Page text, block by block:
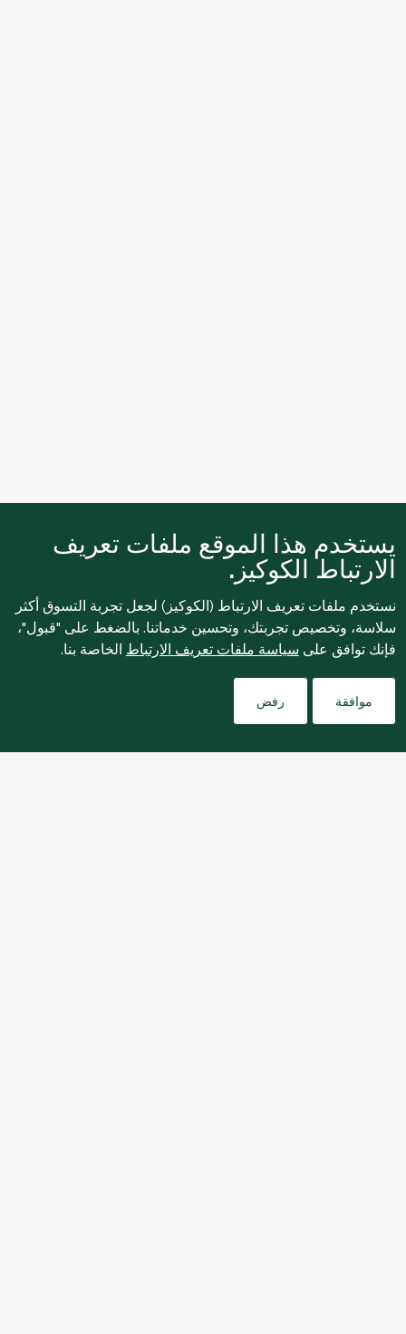
يستخدم هذا الموقع ملفات تعريف
الارتباط الكوكيز.
نستخدم ملفات تعريف الارتباط (الكوكيز) لجعل تجربة التسوق أكثر
سلاسة، وتخصيص تجربتك، وتحسين خدماتنا. بالضغط على "قبول"،
فإنك توافق على سياسة ملفات تعريف الارتباط الخاصة بنا.
موافقة رفض